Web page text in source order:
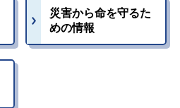
災害から命を守るた
めの情報